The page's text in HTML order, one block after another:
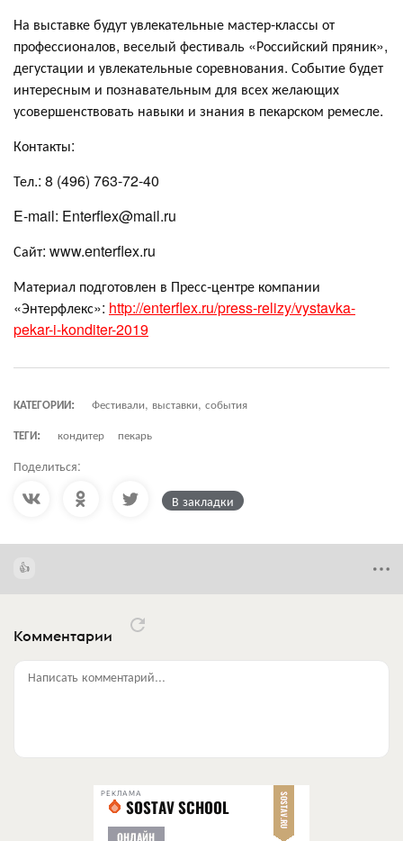
На выставке будут увлекательные мастер-классы от
профессионалов, веселый фестиваль «Российский пряник»,
дегустации и увлекательные соревнования. Событие будет
интересным и познавательным для всех желающих
усовершенствовать навыки и знания в пекарском ремесле.
Контакты:
Тел.: 8 (496) 763-72-40
E-mail: Enterflex@mail.ru
Сайт: www.enterflex.ru
Материал подготовлен в Пресс-центре компании
«Энтерфлекс»: http://enterflex.ru/press-relizy/vystavka-
pekar-i-konditer-2019
КАТЕГОРИИ:
Фестивали, выставки, события
ТЕГИ:
кондитер пекарь
Поделиться:
В закладки
Комментарии
Написать комментарий...
РЕКЛАМА